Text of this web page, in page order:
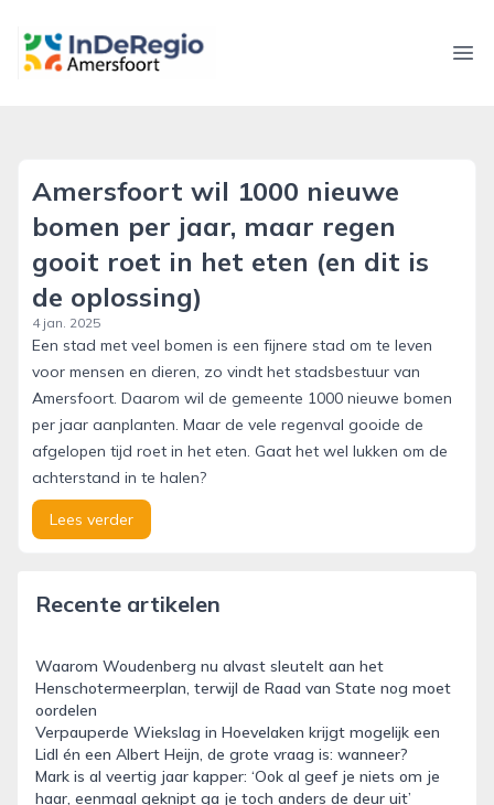
inderegioamersfoort.nl
Amersfoort wil 1000 nieuwe
bomen per jaar, maar regen
gooit roet in het eten (en dit is
de oplossing)
4 jan. 2025
Een stad met veel bomen is een fijnere stad om te leven
voor mensen en dieren, zo vindt het stadsbestuur van
Amersfoort. Daarom wil de gemeente 1000 nieuwe bomen
per jaar aanplanten. Maar de vele regenval gooide de
afgelopen tijd roet in het eten. Gaat het wel lukken om de
achterstand in te halen?
Lees verder
Recente artikelen
Waarom Woudenberg nu alvast sleutelt aan het
Henschotermeerplan, terwijl de Raad van State nog moet
oordelen
Verpauperde Wiekslag in Hoevelaken krijgt mogelijk een
Lidl én een Albert Heijn, de grote vraag is: wanneer?
Mark is al veertig jaar kapper: ‘Ook al geef je niets om je
haar, eenmaal geknipt ga je toch anders de deur uit’